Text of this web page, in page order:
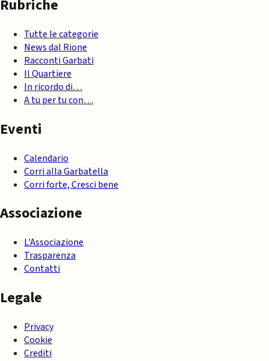
Rubriche
Tutte le categorie
News dal Rione
Racconti Garbati
Il Quartiere
In ricordo di…
A tu per tu con…
Eventi
Calendario
Corri alla Garbatella
Corri forte, Cresci bene
Associazione
L'Associazione
Trasparenza
Contatti
Legale
Privacy
Cookie
Crediti